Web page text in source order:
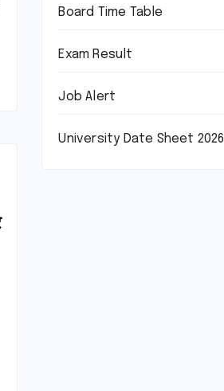
Board Time Table
Exam Result
Job Alert
University Date Sheet 2026